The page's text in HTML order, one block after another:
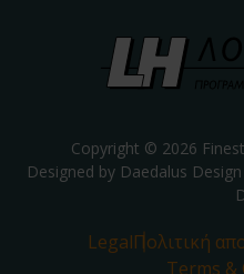
Copyright © 2026
Designed by Daedalus
LegalΠολιτική
Terms &